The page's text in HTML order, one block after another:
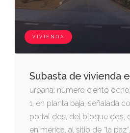
garaje. cuota general: 0,560
planta de sótano: 0,524 %.
bloque: 3,35% calificada de
VIVIENDA
Subasta de vivienda
urbana: número ciento
1, en planta baja, señalada
portal dos, del bloque dos,
en mérida, al sitio de “la